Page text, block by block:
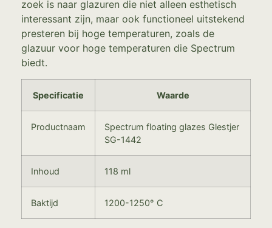
zoek is naar glazuren die niet alleen esthetisch
interessant zijn, maar ook functioneel uitstekend
presteren bij hoge temperaturen, zoals de
glazuur voor hoge temperaturen die Spectrum
biedt.
Specificatie Waarde
Productnaam
Spectrum floating glazes Glestjer
SG-1442
Inhoud 118 ml
Baktijd 1200-1250° C